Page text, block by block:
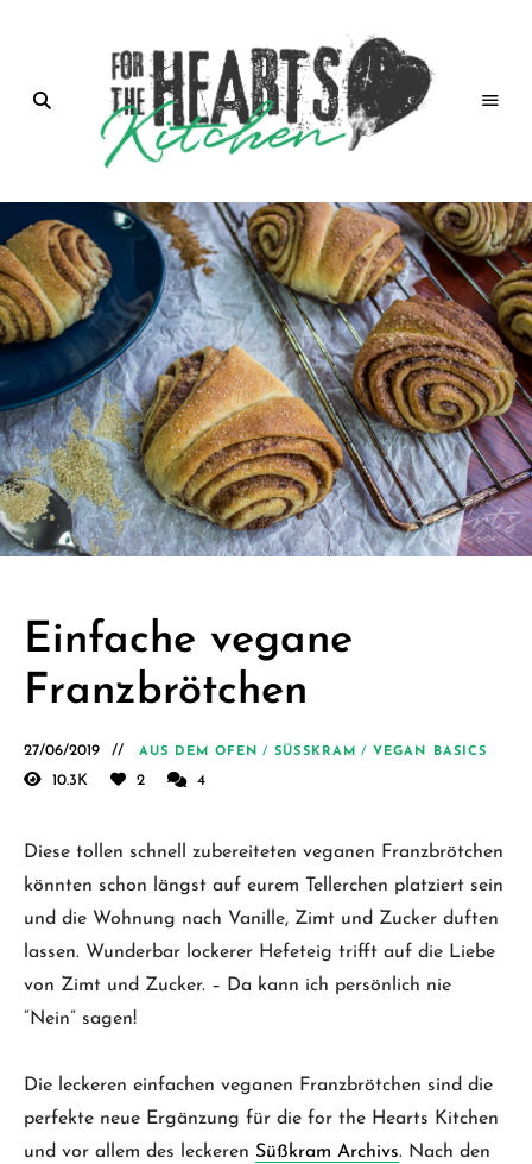
for the
Hearts
Kitchen |
die
Küche
mit Herz
von
Christian
Schäfer.
einfache
vegane
Rezepte
für jeden
Tag
Einfache vegane
Franzbrötchen
27/06/2019 AUS DEM OFEN / SÜSSKRAM / VEGAN BASICS
10.3K 2 4
Diese tollen schnell zubereiteten veganen Franzbrötchen
könnten schon längst auf eurem Tellerchen platziert sein
und die Wohnung nach Vanille, Zimt und Zucker duften
lassen. Wunderbar lockerer Hefeteig trifft auf die Liebe
von Zimt und Zucker. – Da kann ich persönlich nie
“Nein” sagen!
Die leckeren einfachen veganen Franzbrötchen sind die
perfekte neue Ergänzung für die for the Hearts Kitchen
und vor allem des leckeren Süßkram Archivs. Nach den